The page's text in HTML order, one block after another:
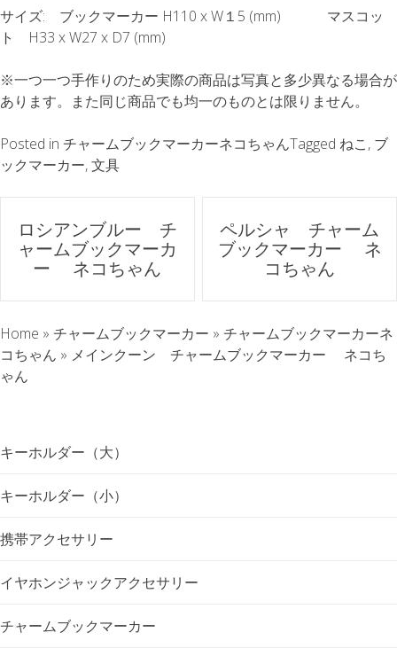
サイズ: ブックマーカー H110 x W１5 (mm) マスコッ
ト H33 x W27 x D7 (mm)
※一つ一つ手作りのため実際の商品は写真と多少異なる場合が
あります。また同じ商品でも均一のものとは限りません。
Posted in チャームブックマーカーネコちゃんTagged ねこ, ブ
ックマーカー,文具
ポ
ス
ト
ナ
ビ
ー
シ
ョ
ン
ロシアンブルー チ
ャームブックマーカ
ー ネコちゃん
ペルシャ チャーム
ブックマーカー ネ
コちゃん
Home » チャームブックマーカー » チャームブックマーカーネ
コちゃん » メインクーン チャームブックマーカー ネコち
ゃん
キーホルダー（大）
キーホルダー（小）
携帯アクセサリー
イヤホンジャックアクセサリー
チャームブックマーカー